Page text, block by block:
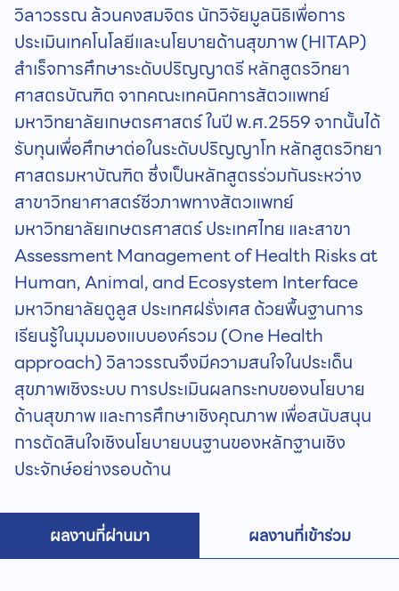
วิลาวรรณ ล้วนคงสมจิตร นักวิจัยมูลนิธิเพื่อการ
ประเมินเทคโนโลยีและนโยบายด้านสุขภาพ (HITAP)
สำเร็จการศึกษาระดับปริญญาตรี หลักสูตรวิทยา
ศาสตรบัณฑิต จากคณะเทคนิคการสัตวแพทย์
มหาวิทยาลัยเกษตรศาสตร์ ในปี พ.ศ.2559 จากนั้นได้
รับทุนเพื่อศึกษาต่อในระดับปริญญาโท หลักสูตรวิทยา
ศาสตรมหาบัณฑิต ซึ่งเป็นหลักสูตรร่วมกันระหว่าง
สาขาวิทยาศาสตร์ชีวภาพทางสัตวแพทย์
มหาวิทยาลัยเกษตรศาสตร์ ประเทศไทย และสาขา
Assessment Management of Health Risks at
Human, Animal, and Ecosystem Interface
มหาวิทยาลัยตูลูส ประเทศฝรั่งเศส ด้วยพื้นฐานการ
เรียนรู้ในมุมมองแบบองค์รวม (One Health
approach) วิลาวรรณจึงมีความสนใจในประเด็น
สุขภาพเชิงระบบ การประเมินผลกระทบของนโยบาย
ด้านสุขภาพ และการศึกษาเชิงคุณภาพ เพื่อสนับสนุน
การตัดสินใจเชิงนโยบายบนฐานของหลักฐานเชิง
ประจักษ์อย่างรอบด้าน
ผลงานที่ผ่านมา ผลงานที่เข้าร่วม